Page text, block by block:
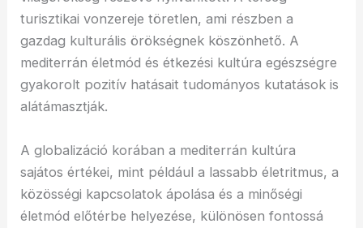
turisztikai vonzereje töretlen, ami részben a
gazdag kulturális örökségnek köszönhető. A
mediterrán életmód és étkezési kultúra egészségre
gyakorolt pozitív hatásait tudományos kutatások is
alátámasztják.
A globalizáció korában a mediterrán kultúra
sajátos értékei, mint például a lassabb életritmus, a
közösségi kapcsolatok ápolása és a minőségi
életmód előtérbe helyezése, különösen fontossá